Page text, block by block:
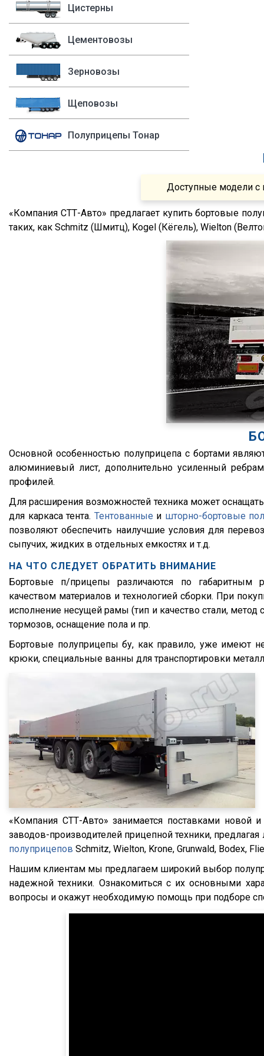
Fruehauf
Sacim
Shacman (Shaanxi)
OMSP
OMT
Grappar
Magyar
Menci
Штурман Кредо
МТЗ
1994
1993
1992
1991
1990
P400
P420
P440
R
R420
R380
R440
R450
FH13
FH440
Stralis
Premium
Magnum
Lander
544018-1320-031
5440А5-370-031
XS International
LVFS3F
SCS
SKO
SKO 24
SKO 24/L
SKI
SPR
SW 24
Cool Liner
Box Liner
Profi Liner
Цистерны
Цементовозы
Зерновозы
Щеповозы
Полуприцепы Тонар
Доступные модели с
«Компания СТТ-Авто» предлагает купить бортовые
таких, как Schmitz (Шмитц), Kogel (Кёгель), Wielton
Основной особенностью полуприцепа с бортами
алюминиевый лист, дополнительно усиленный
профилей.
Для расширения возможностей техника может
для каркаса тента. Тентованные и шторно-бортовые
позволяют обеспечить наилучшие условия для
сыпучих, жидких в отдельных емкостях и т.д.
НА ЧТО СЛЕДУЕТ ОБРАТИТЬ ВНИМАНИЕ
Бортовые п/прицепы различаются по габаритным
качеством материалов и технологией сборки. При
исполнение несущей рамы (тип и качество стали,
тормозов, оснащение пола и пр.
Бортовые полуприцепы бу, как правило, уже имеют
крюки, специальные ванны для транспортировки
«Компания СТТ-Авто» занимается поставками
заводов-производителей прицепной техники,
полуприцепов Schmitz, Wielton, Krone, Grunwald, Bodex,
Нашим клиентам мы предлагаем широкий выбор
надежной техники. Ознакомиться с их основными
вопросы и окажут необходимую помощь при подборе